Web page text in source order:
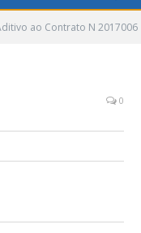
ao Contrato N 2017006
0